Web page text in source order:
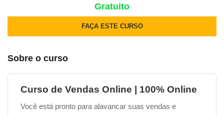
Gratuito
FAÇA ESTE CURSO
Sobre o curso
Curso de Vendas Online | 100% Online
Você está pronto para alavancar suas vendas e